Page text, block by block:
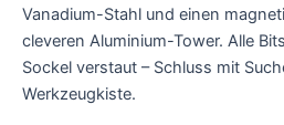
Vanadium-Stahl und einen
cleveren Aluminium-Tower. Alle
Sockel verstaut – Schluss mit
Werkzeugkiste.